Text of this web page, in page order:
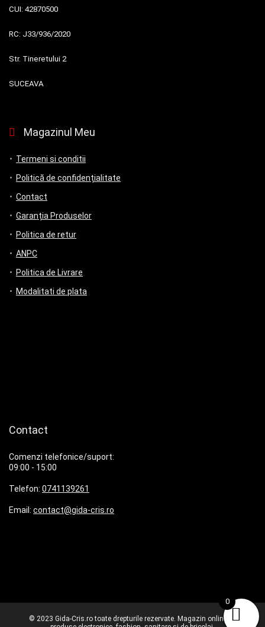
CUI: 42870500
RC: J33/936/2020
Str. Tineretului 2
SUCEAVA
Magazinul Meu
Termeni si conditii
Politică de confidențialitate
Contact
Garanția Produselor
Politica de retur
ANPC
Politica de Livrare
Modalitati de plata
Contact
Comenzi telefonice/suport:
09:00 - 15:00
Telefon: 0741139261
Email: contact@gida-cris.ro
© 2023 Gida-Cris.ro toate drepturile rezervate. Magazin online cu
0